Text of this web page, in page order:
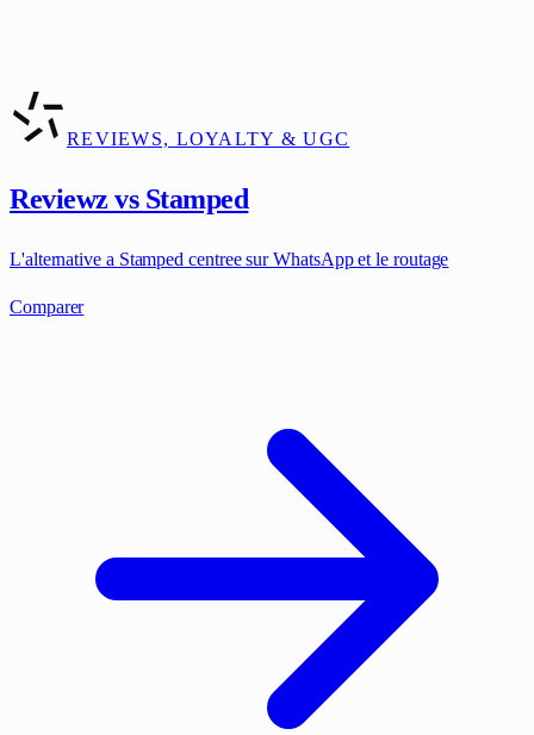
REVIEWS, LOYALTY & UGC
Reviewz vs Stamped
L'alternative a Stamped centree sur WhatsApp et le routage
Comparer